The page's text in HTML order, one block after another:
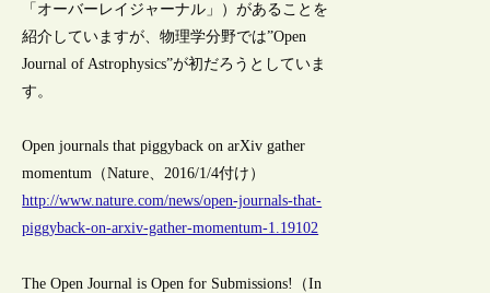
「オーバーレイジャーナル」）があることを
紹介していますが、物理学分野では”Open
Journal of Astrophysics”が初だろうとしていま
す。
Open journals that piggyback on arXiv gather
momentum（Nature、2016/1/4付け）
http://www.nature.com/news/open-journals-that-
piggyback-on-arxiv-gather-momentum-1.19102
The Open Journal is Open for Submissions!（In